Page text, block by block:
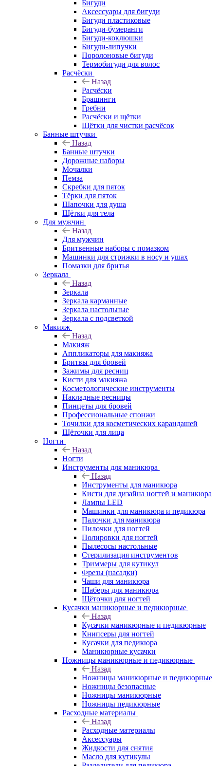
Бигуди
Аксессуары для бигуди
Бигуди пластиковые
Бигуди-бумеранги
Бигуди-коклюшки
Бигуди-липучки
Поролоновые бигуди
Термобигуди для волос
Расчёски
Назад
Расчёски
Брашинги
Гребни
Расчёски и щётки
Щётки для чистки расчёсок
Банные штучки
Назад
Банные штучки
Дорожные наборы
Мочалки
Пемза
Скребки для пяток
Тёрки для пяток
Шапочки для душа
Щётки для тела
Для мужчин
Назад
Для мужчин
Бритвенные наборы с помазком
Машинки для стрижки в носу и ушах
Помазки для бритья
Зеркала
Назад
Зеркала
Зеркала карманные
Зеркала настольные
Зеркала с подсветкой
Макияж
Назад
Макияж
Аппликаторы для макияжа
Бритвы для бровей
Зажимы для ресниц
Кисти для макияжа
Косметологические инструменты
Накладные ресницы
Пинцеты для бровей
Профессиональные спонжи
Точилки для косметических карандашей
Щёточки для лица
Ногти
Назад
Ногти
Инструменты для маникюра
Назад
Инструменты для маникюра
Кисти для дизайна ногтей и маникюра
Лампы LED
Машинки для маникюра и педикюра
Палочки для маникюра
Пилочки для ногтей
Полировки для ногтей
Пылесосы настольные
Стерилизация инструментов
Триммеры для кутикул
Фрезы (насадки)
Чаши для маникюра
Шаберы для маникюра
Щёточки для ногтей
Кусачки маникюрные и педикюрные
Назад
Кусачки маникюрные и педикюрные
Книпсеры для ногтей
Кусачки для педикюра
Маникюрные кусачки
Ножницы маникюрные и педикюрные
Назад
Ножницы маникюрные и педикюрные
Ножницы безопасные
Ножницы маникюрные
Ножницы педикюрные
Расходные материалы
Назад
Расходные материалы
Аксессуары
Жидкости для снятия
Масло для кутикулы